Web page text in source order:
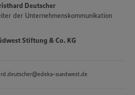
des selbständigen Einzelhandels,
darunter etwa 3.400
der Region. Insgesamt etwa 10.000
Bedientheken für Fleisch und Wurst
Deutscher
der Unternehmenskommunikation
Stiftung & Co. KG
suedwest.de